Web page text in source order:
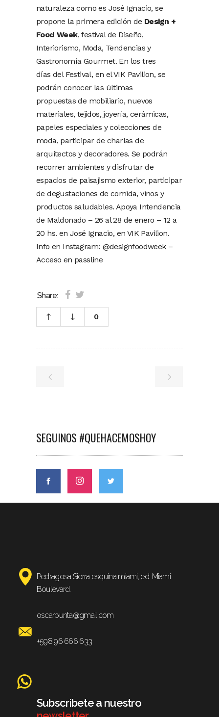
naturaleza como es José Ignacio, se
propone la primera edición de Design +
Food Week, festival de Diseño,
Interiorismo, Moda, Tendencias y
Gastronomía Gourmet. En los tres
días del Festival, en el VIK Pavilion, se
podrán conocer las últimas
propuestas de mobiliario, nuevos
materiales, tejidos, joyería, cerámicas,
papeles especiales y colecciones de
moda, participar de charlas de
arquitectos y decoradores. Se podrán
recorrer ambientes y disfrutar de
espacios de paisajismo exterior, participar
de degustaciones de comida, vinos y
productos saludables. Apoya Intendencia
de Maldonado – 26 al 28 de enero – 12 a
20 hs. en José Ignacio, en VIK Pavilion.
Info en Instagram: @designfoodweek –
Acceso en passline
Share:
0
SEGUINOS #QUEHACEMOSHOY
Pedragosa Sierra esquina miami, ed. Miami
Boulevard.
oscarpunta@gmail.com
+598 96 666 633
Subscribete a nuestro